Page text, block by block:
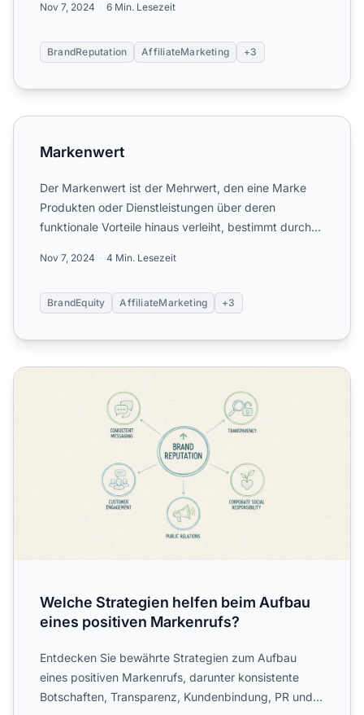
Nov 7, 2024 6 Min. Lesezeit
BrandReputation AffiliateMarketing +3
Markenwert
Markenwert
Der Markenwert ist der Mehrwert, den eine Marke
Produkten oder Dienstleistungen über deren
funktionale Vorteile hinaus verleiht, bestimmt durch
Nov 7, 2024 4 Min. Lesezeit
BrandEquity AffiliateMarketing +3
Welche Strategien helfen beim Aufbau eines positiven
Welche Strategien helfen beim Aufbau
eines positiven Markenrufs?
Entdecken Sie bewährte Strategien zum Aufbau
eines positiven Markenrufs, darunter konsistente
Botschaften, Transparenz, Kundenbindung, PR und